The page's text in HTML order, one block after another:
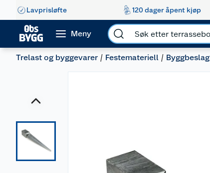
Lavprisløfte 120 dager åpent kjøp
Meny
Trelast og byggevarer Festemateriell Byggbeslag